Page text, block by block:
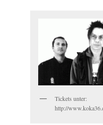
Tickets unter:
http://